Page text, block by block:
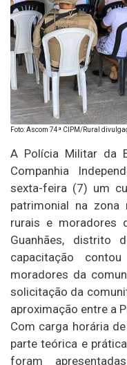
Foto: Ascom 74ª CIPM/Rural
A Polícia Militar da
Companhia
sexta-feira (7) um
patrimonial na zona
rurais e moradores
Guanhães, distrito
capacitação
moradores da
solicitação da
aproximação entre a
Com carga horária
parte teórica e
foram